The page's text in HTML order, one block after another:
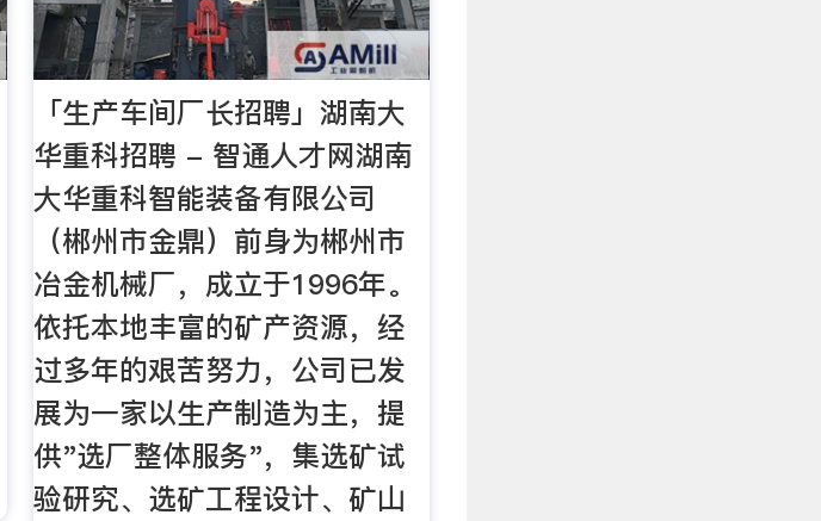
「生产车间厂长招聘」湖南大
华重科招聘 - 智通人才网湖南
大华重科智能装备有限公司
（郴州市金鼎）前身为郴州市
冶金机械厂，成立于1996年。
依托本地丰富的矿产资源，经
过多年的艰苦努力，公司已发
展为一家以生产制造为主，提
供"选厂整体服务"，集选矿试
验研究、选矿工程设计、矿山